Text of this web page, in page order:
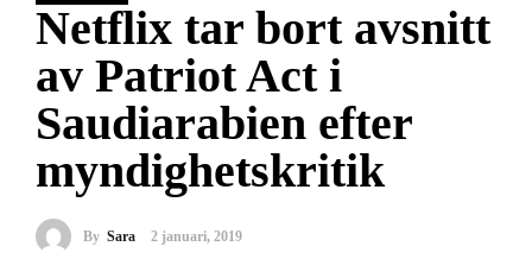
Netflix tar bort avsnitt
av Patriot Act i
Saudiarabien efter
myndighetskritik
By Sara 2 januari, 2019